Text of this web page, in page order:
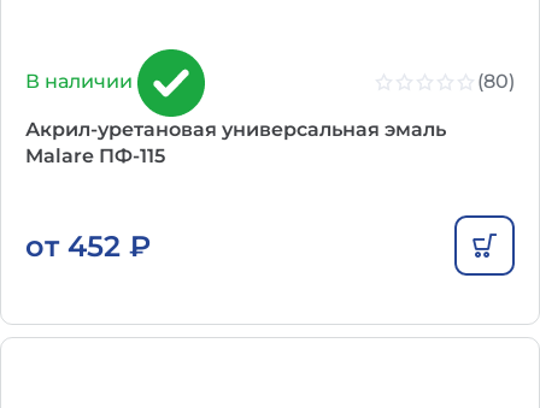
В наличии (80)
Акрил-уретановая универсальная эмаль
Malare ПФ-115
от 452 ₽